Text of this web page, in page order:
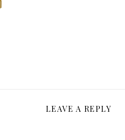
LEAVE A REPLY